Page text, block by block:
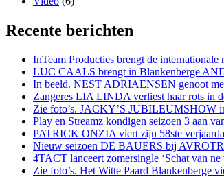
Recente berichten
InTeam Producties brengt de
LUC CAALS brengt in Blankenberge
In beeld. NEST ADRIAENSEN genoot
Zangeres LIA LINDA verliest haar rots in
Zie foto’s. JACKY’S JUBILEUMSHOW
Play en Streamz kondigen seizoen 3 aan
PATRICK ONZIA viert zijn 58ste
Nieuw seizoen DE BAUERS bij
4TACT lanceert zomersingle ‘Schat van ne
Zie foto’s. Het Witte Paard Blankenberge